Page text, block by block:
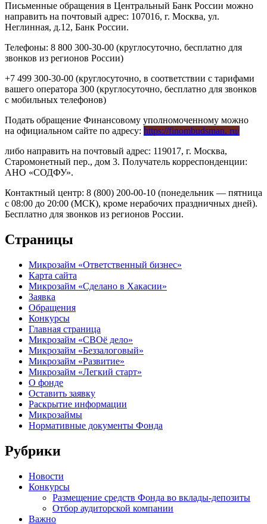
Письменные обращения в Центральный Банк России можно
направить на почтовый адрес: 107016, г. Москва, ул.
Неглинная, д.12, Банк России.
Телефоны: 8 800 300-30-00 (круглосуточно, бесплатно для
звонков из регионов России)
+7 499 300-30-00 (круглосуточно, в соответствии с тарифами
вашего оператора 300 (круглосуточно, бесплатно для звонков
с мобильных телефонов)
Подать обращение Финансовому уполномоченному можно
на официальном сайте по адресу: https://finombudsman. ru/
либо направить на почтовый адрес: 119017, г. Москва,
Старомонетный пер., дом 3. Получатель корреспонденции:
АНО «СОДФУ».
Контактный центр: 8 (800) 200-00-10 (понедельник — пятница
с 08:00 до 20:00 (МСК), кроме нерабочих праздничных дней).
Бесплатно для звонков из регионов России.
Страницы
Микрозайм «Ответственный бизнес»
Карта сайта
Микрозайм «Сделано в Хакасии»
Заявка
Обращения
Конкурсы
Главная страница
Микрозайм «СВОё дело»
Микрозайм «Беззалоговый»
Микрозайм «Развитие»
Микрозайм «Легкий старт»
О фонде
Оставить заявку
Раскрытие информации
Микрозаймы
Нормативные документы Фонда
Рубрики
Новости
Конкурсы
Размещение средств Фонда во вклады-депозиты
Отбор аудиторской компании
Важно